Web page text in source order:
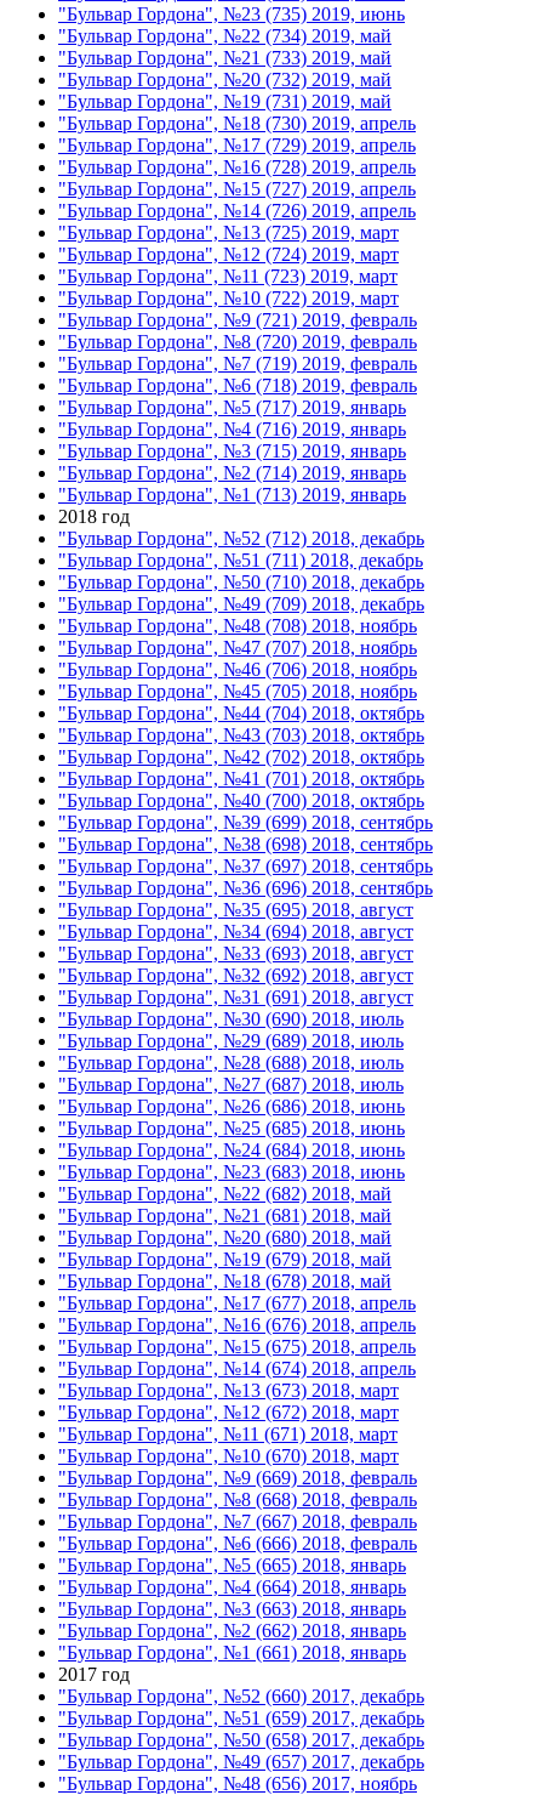
"Бульвар Гордона", №23 (735) 2019, июнь
"Бульвар Гордона", №22 (734) 2019, май
"Бульвар Гордона", №21 (733) 2019, май
"Бульвар Гордона", №20 (732) 2019, май
"Бульвар Гордона", №19 (731) 2019, май
"Бульвар Гордона", №18 (730) 2019, апрель
"Бульвар Гордона", №17 (729) 2019, апрель
"Бульвар Гордона", №16 (728) 2019, апрель
"Бульвар Гордона", №15 (727) 2019, апрель
"Бульвар Гордона", №14 (726) 2019, апрель
"Бульвар Гордона", №13 (725) 2019, март
"Бульвар Гордона", №12 (724) 2019, март
"Бульвар Гордона", №11 (723) 2019, март
"Бульвар Гордона", №10 (722) 2019, март
"Бульвар Гордона", №9 (721) 2019, февраль
"Бульвар Гордона", №8 (720) 2019, февраль
"Бульвар Гордона", №7 (719) 2019, февраль
"Бульвар Гордона", №6 (718) 2019, февраль
"Бульвар Гордона", №5 (717) 2019, январь
"Бульвар Гордона", №4 (716) 2019, январь
"Бульвар Гордона", №3 (715) 2019, январь
"Бульвар Гордона", №2 (714) 2019, январь
"Бульвар Гордона", №1 (713) 2019, январь
2018 год
"Бульвар Гордона", №52 (712) 2018, декабрь
"Бульвар Гордона", №51 (711) 2018, декабрь
"Бульвар Гордона", №50 (710) 2018, декабрь
"Бульвар Гордона", №49 (709) 2018, декабрь
"Бульвар Гордона", №48 (708) 2018, ноябрь
"Бульвар Гордона", №47 (707) 2018, ноябрь
"Бульвар Гордона", №46 (706) 2018, ноябрь
"Бульвар Гордона", №45 (705) 2018, ноябрь
"Бульвар Гордона", №44 (704) 2018, октябрь
"Бульвар Гордона", №43 (703) 2018, октябрь
"Бульвар Гордона", №42 (702) 2018, октябрь
"Бульвар Гордона", №41 (701) 2018, октябрь
"Бульвар Гордона", №40 (700) 2018, октябрь
"Бульвар Гордона", №39 (699) 2018, сентябрь
"Бульвар Гордона", №38 (698) 2018, сентябрь
"Бульвар Гордона", №37 (697) 2018, сентябрь
"Бульвар Гордона", №36 (696) 2018, сентябрь
"Бульвар Гордона", №35 (695) 2018, август
"Бульвар Гордона", №34 (694) 2018, август
"Бульвар Гордона", №33 (693) 2018, август
"Бульвар Гордона", №32 (692) 2018, август
"Бульвар Гордона", №31 (691) 2018, август
"Бульвар Гордона", №30 (690) 2018, июль
"Бульвар Гордона", №29 (689) 2018, июль
"Бульвар Гордона", №28 (688) 2018, июль
"Бульвар Гордона", №27 (687) 2018, июль
"Бульвар Гордона", №26 (686) 2018, июнь
"Бульвар Гордона", №25 (685) 2018, июнь
"Бульвар Гордона", №24 (684) 2018, июнь
"Бульвар Гордона", №23 (683) 2018, июнь
"Бульвар Гордона", №22 (682) 2018, май
"Бульвар Гордона", №21 (681) 2018, май
"Бульвар Гордона", №20 (680) 2018, май
"Бульвар Гордона", №19 (679) 2018, май
"Бульвар Гордона", №18 (678) 2018, май
"Бульвар Гордона", №17 (677) 2018, апрель
"Бульвар Гордона", №16 (676) 2018, апрель
"Бульвар Гордона", №15 (675) 2018, апрель
"Бульвар Гордона", №14 (674) 2018, апрель
"Бульвар Гордона", №13 (673) 2018, март
"Бульвар Гордона", №12 (672) 2018, март
"Бульвар Гордона", №11 (671) 2018, март
"Бульвар Гордона", №10 (670) 2018, март
"Бульвар Гордона", №9 (669) 2018, февраль
"Бульвар Гордона", №8 (668) 2018, февраль
"Бульвар Гордона", №7 (667) 2018, февраль
"Бульвар Гордона", №6 (666) 2018, февраль
"Бульвар Гордона", №5 (665) 2018, январь
"Бульвар Гордона", №4 (664) 2018, январь
"Бульвар Гордона", №3 (663) 2018, январь
"Бульвар Гордона", №2 (662) 2018, январь
"Бульвар Гордона", №1 (661) 2018, январь
2017 год
"Бульвар Гордона", №52 (660) 2017, декабрь
"Бульвар Гордона", №51 (659) 2017, декабрь
"Бульвар Гордона", №50 (658) 2017, декабрь
"Бульвар Гордона", №49 (657) 2017, декабрь
"Бульвар Гордона", №48 (656) 2017, ноябрь